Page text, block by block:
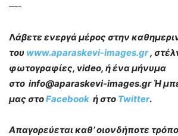
—-
Λάβετε ενεργά μέρος στην
του www.aparaskevi-images.gr,
φωτογραφίες, video, ή ένα μήνυμα
στο info@aparaskevi-images.gr Ή
μας στοFacebook ή στο Twitter.
Απαγορεύεται καθ’ οιονδήποτε